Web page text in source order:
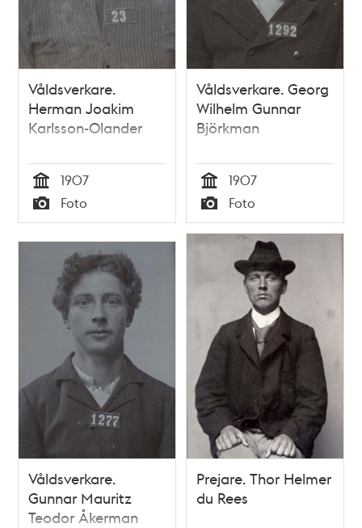
Våldsverkare.
Herman Joakim
Karlsson-Olander
Tid
1907
Typ
Foto
Våldsverkare. Georg
Wilhelm Gunnar
Björkman
Tid
1907
Typ
Foto
Våldsverkare.
Gunnar Mauritz
Teodor Åkerman
Prejare. Thor Helmer
du Rees